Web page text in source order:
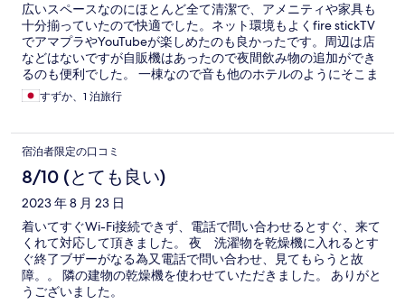
広いスペースなのにほとんど全て清潔で、アメニティや家具も
十分揃っていたので快適でした。ネット環境もよくfire stickTV
でアマプラやYouTubeが楽しめたのも良かったです。周辺は店
などはないですが自販機はあったので夜間飲み物の追加ができ
るのも便利でした。 一棟なので音も他のホテルのようにそこま
で気を使う必要はなく、花火やバーベキューができたり、大人
数での宿泊が可能だったりと自由度が高いのもありがたかった
になることはありませんでした。 これで一泊料金が他のホテル
より安い部類に入るのが素晴らしいと思います。 一点だけ、ホ
テル施設に出入りする道が一本道で周囲が木々に囲まれ舗装さ
れていないため、両方から車が鉢合わせた場合、どちらかがバ
ックでかなりの距離を下がらないといけないのが不便でした。
チェックアウト時間だと後ろからも車が詰まったりしているた
め、朝の特定の時間だけホテル側からの一方通行などのルール
があればより快適かなと思います。
すずか、1 泊旅行
宿泊者限定の口コミ
8/10 (とても良い)
2023 年 8 月 23 日
着いてすぐWi-Fi接続できず、電話で問い合わせるとすぐ、来て
くれて対応して頂きました。 夜 洗濯物を乾燥機に入れるとす
ぐ終了ブザーがなる為又電話で問い合わせ、見てもらうと故
障。。 隣の建物の乾燥機を使わせていただきました。 ありがと
うございました。